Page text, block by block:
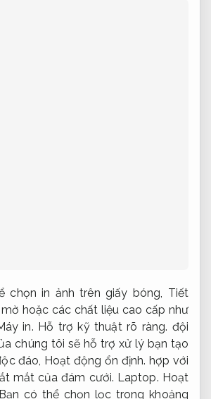
chọn in ảnh trên giấy bóng, Tiết
hoặc các chất liệu cao cấp như
in. Hỗ trợ kỹ thuật rõ ràng. đội
chúng tôi sẽ hỗ trợ xử lý bạn tạo
đáo, Hoạt động ổn định. hợp với
mắt của đám cưới. Laptop. Hoạt
Bạn có thể chọn lọc trong khoảng